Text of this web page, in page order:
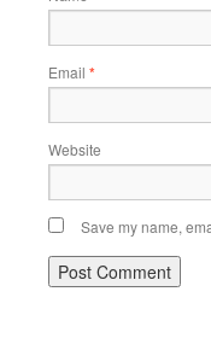
Email *
Website
Save my name,